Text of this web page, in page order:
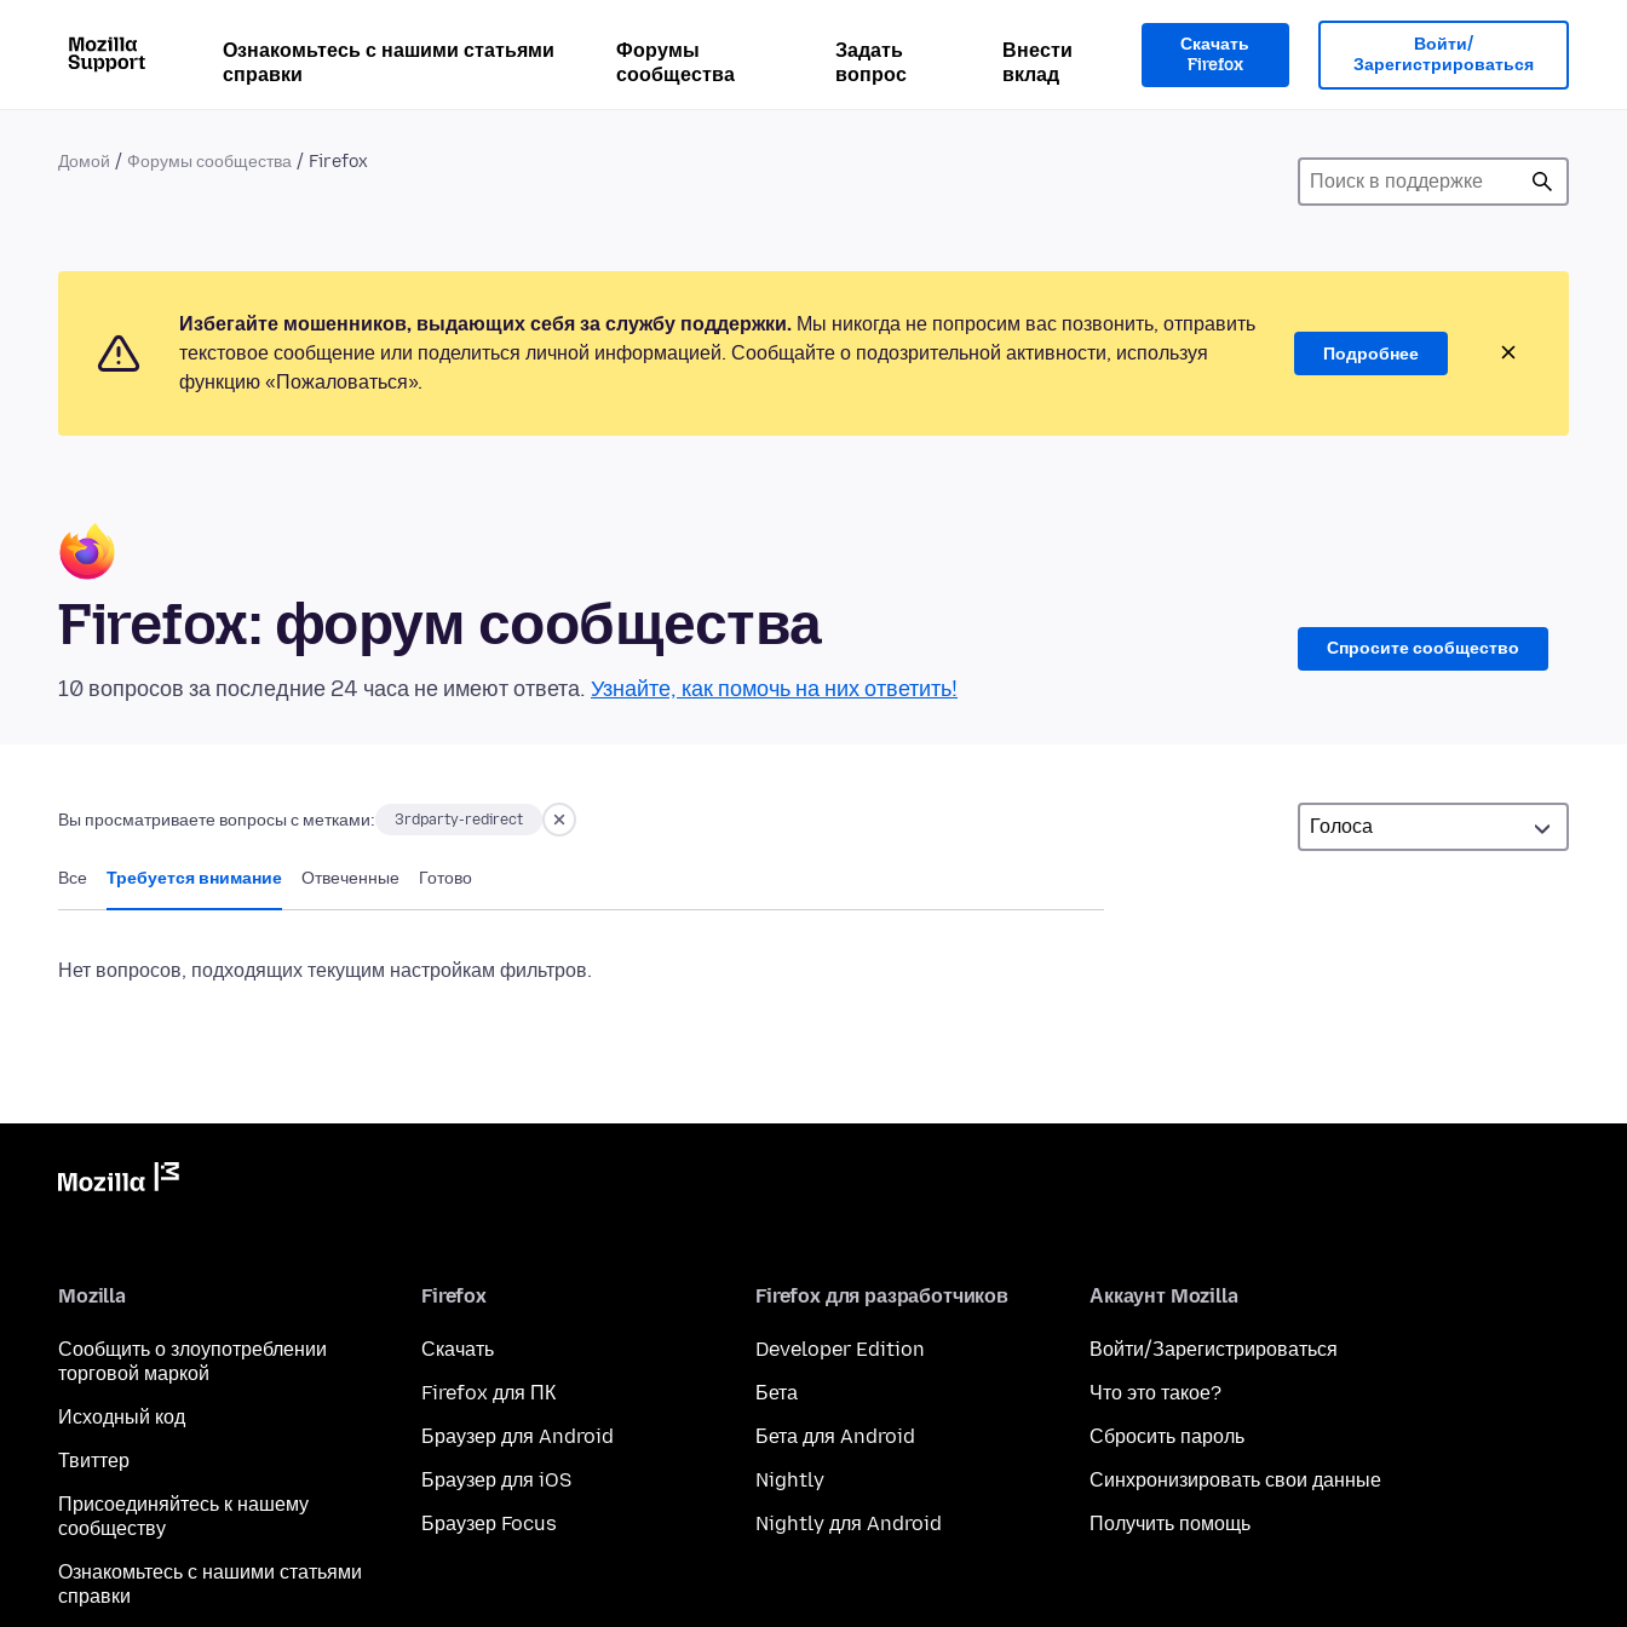
Ознакомьтесь с нашими статьями
справки
Форумы
сообщества
Задать
вопрос
Внести
вклад
Скачать
Firefox
Войти/
Зарегистрироваться
Домой Форумы сообщества Firefox
Избегайте мошенников, выдающих себя за службу поддержки. Мы никогда не попросим вас позвонить, отправить
текстовое сообщение или поделиться личной информацией. Сообщайте о подозрительной активности, используя
функцию «Пожаловаться».
Подробнее
Firefox: форум сообщества
10 вопросов за последние 24 часа не имеют ответа. Узнайте, как помочь на них ответить!
Спросите сообщество
Вы просматриваете вопросы с метками: 3rdparty-redirect
Все Требуется внимание Отвеченные Готово
Нет вопросов, подходящих текущим настройкам фильтров.
Mozilla
Сообщить о злоупотреблении
торговой маркой
Исходный код
Твиттер
Присоединяйтесь к нашему
сообществу
Ознакомьтесь с нашими статьями
справки
Firefox
Скачать
Firefox для ПК
Браузер для Android
Браузер для iOS
Браузер Focus
Firefox для разработчиков
Developer Edition
Бета
Бета для Android
Nightly
Nightly для Android
Аккаунт Mozilla
Войти/Зарегистрироваться
Что это такое?
Сбросить пароль
Синхронизировать свои данные
Получить помощь